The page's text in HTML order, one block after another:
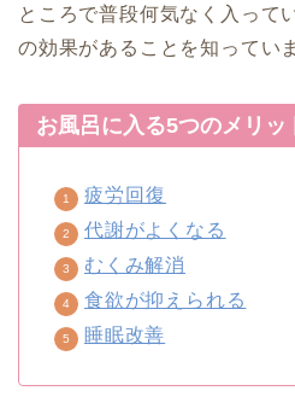
ところで普段何気なく入って
の効果があることを知ってい
お風呂に入る5つのメリッ
疲労回復
代謝がよくなる
むくみ解消
食欲が抑えられる
睡眠改善